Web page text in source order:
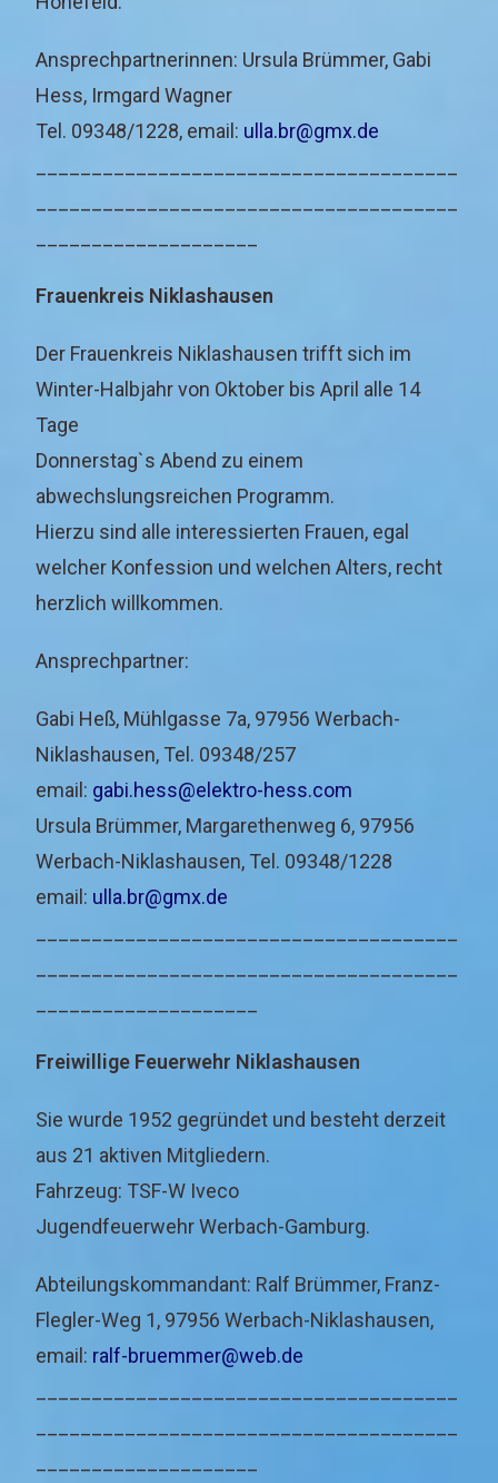
Ansprechpartnerinnen: Ursula Brümmer, Gabi
Hess, Irmgard Wagner
Tel. 09348/1228, email: ulla.br@gmx.de
Frauenkreis Niklashausen
Der Frauenkreis Niklashausen trifft sich im
Winter-Halbjahr von Oktober bis April alle 14
Tage
Donnerstag`s Abend zu einem
abwechslungsreichen Programm.
Hierzu sind alle interessierten Frauen, egal
welcher Konfession und welchen Alters, recht
herzlich willkommen.
Ansprechpartner:
Gabi Heß, Mühlgasse 7a, 97956 Werbach-
Niklashausen, Tel. 09348/257
email: gabi.hess@elektro-hess.com
Ursula Brümmer, Margarethenweg 6, 97956
Werbach-Niklashausen, Tel. 09348/1228
email: ulla.br@gmx.de
Freiwillige Feuerwehr Niklashausen
Sie wurde 1952 gegründet und besteht derzeit
aus 21 aktiven Mitgliedern.
Fahrzeug: TSF-W Iveco
Jugendfeuerwehr Werbach-Gamburg.
Abteilungskommandant: Ralf Brümmer, Franz-
Flegler-Weg 1, 97956 Werbach-Niklashausen,
email: ralf-bruemmer@web.de